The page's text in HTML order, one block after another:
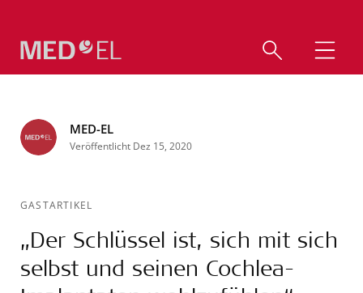
MED-EL
Veröffentlicht Dez 15, 2020
GASTARTIKEL
„Der Schlüssel ist, sich mit sich
selbst und seinen Cochlea-